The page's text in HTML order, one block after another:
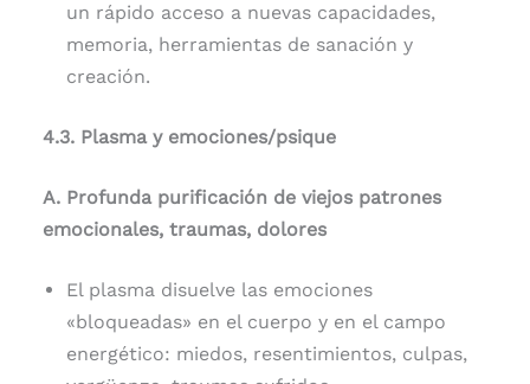
un rápido acceso a nuevas capacidades,
memoria, herramientas de sanación y
creación.
4.3. Plasma y emociones/psique
A. Profunda purificación de viejos patrones
emocionales, traumas, dolores
El plasma disuelve las emociones
«bloqueadas» en el cuerpo y en el campo
energético: miedos, resentimientos, culpas,